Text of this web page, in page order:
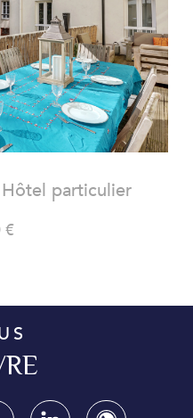
BIEN
Hôtel particulier
€